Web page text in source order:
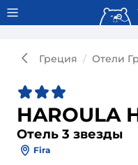
Тонкости используют
Греция Отели
HAROULA
Отель 3 звезды
Fira